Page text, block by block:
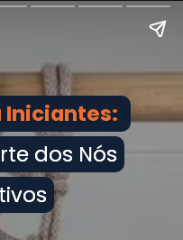
Iniciantes:
dos Nós
Iniciantes:
dos Nós